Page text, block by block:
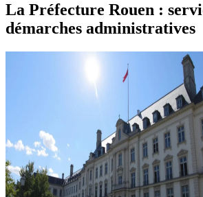
La Préfecture Rouen :
démarches administratives